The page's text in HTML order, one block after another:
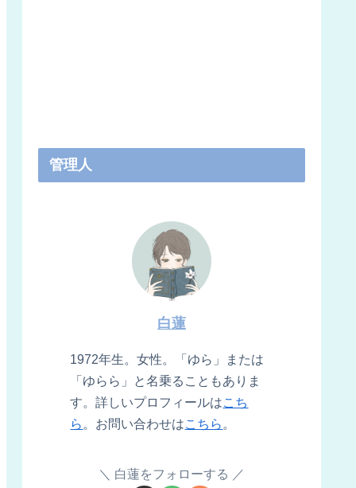
管理人
白蓮
1972年生。女性。「ゆら」または
「ゆらら」と名乗ることもありま
す。詳しいプロフィールはこち
ら 。お問い合わせはこちら 。
白蓮をフォローする